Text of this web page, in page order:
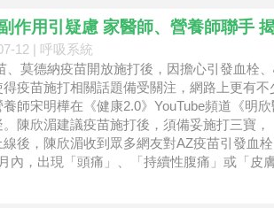
作用引疑慮 家醫師、營養師聯手
12 | 呼吸系統
、莫德納疫苗開放施打後，因擔心引發血栓
得疫苗施打相關話題備受關注，網路上更有
養師宋明樺在《健康2.0》YouTube頻道《明
陳欣湄建議疫苗施打後，須備妥施打三寶，
線後，陳欣湄收到眾多網友對AZ疫苗引發血
內，出現「頭痛」、「持續性腹痛」或「皮